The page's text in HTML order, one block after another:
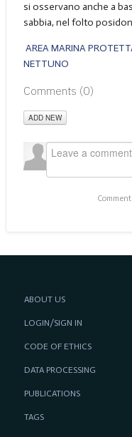
si osservano anche a
sabbia, nel folto
AREA MARINA
NETTUNO
Comments (0)
ADD NEW
ABOUT US
LOGIN/SIGN IN
CODE OF ETHICS
DATA PROCESSING
PUBLICATIONS
TAGS